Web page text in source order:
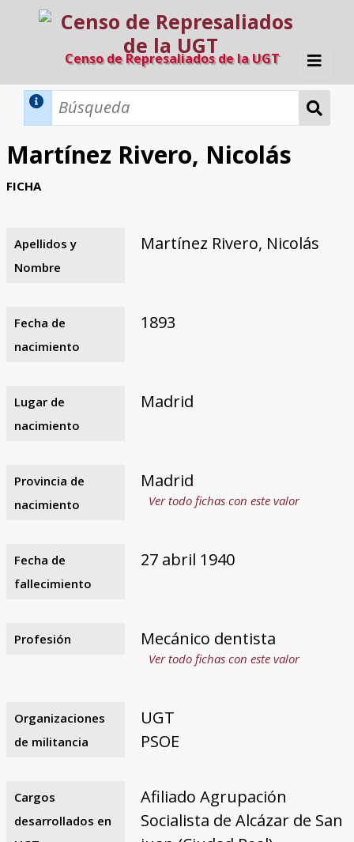
Censo de Represaliados de la UGT
Inicio
Búsqueda Dinámica
Búsqueda Avanzada
Razones y objetivos
El equipo
Colaboradores
Fuentes documentales
Martínez Rivero, Nicolás
FICHA
Apellidos y
Nombre
Martínez Rivero, Nicolás
Fecha de
nacimiento
1893
Lugar de
nacimiento
Madrid
Provincia de
nacimiento
Madrid
Ver todo fichas con este valor
Fecha de
fallecimiento
27 abril 1940
Profesión Mecánico dentista
Ver todo fichas con este valor
Organizaciones
de militancia
UGT
PSOE
Cargos
desarrollados en
Afiliado Agrupación
Socialista de Alcázar de San